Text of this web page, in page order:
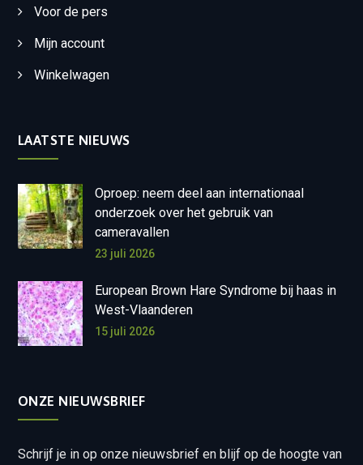
Voor de pers
Mijn account
Winkelwagen
LAATSTE NIEUWS
Oproep: neem deel aan internationaal
onderzoek over het gebruik van
cameravallen
23 juli 2026
European Brown Hare Syndrome bij haas in
West-Vlaanderen
15 juli 2026
ONZE NIEUWSBRIEF
Schrijf je in op onze nieuwsbrief en blijf op de hoogte van